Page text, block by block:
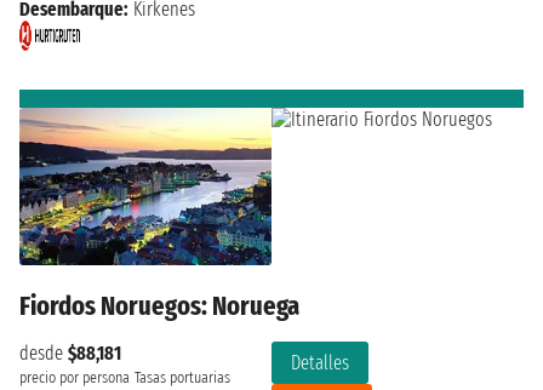
Desembarque: Kirkenes
Fiordos Noruegos: Noruega
desde $88,181
precio por persona Tasas portuarias
Detalles